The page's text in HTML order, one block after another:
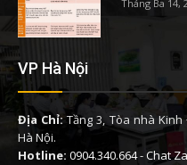
Tháng Ba 14,
VP Hà Nội
Địa Chỉ: Tầng 3, Tòa nhà
Hà Nội.
Hotline: 0904.340.664-Chat